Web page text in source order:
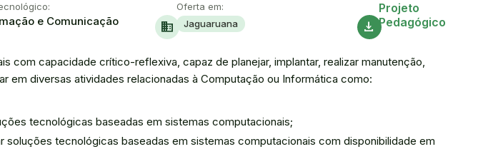
e Comunicação domain
Oferta em:
Jaguaruana
download
Projeto
Pedagógico
com capacidade crítico-reflexiva, capaz de planejar, implantar, realizar manutenção,
em diversas atividades relacionadas à Computação ou Informática como:
tecnológicas baseadas em sistemas computacionais;
tecnológicas baseadas em sistemas computacionais com disponibilidade em